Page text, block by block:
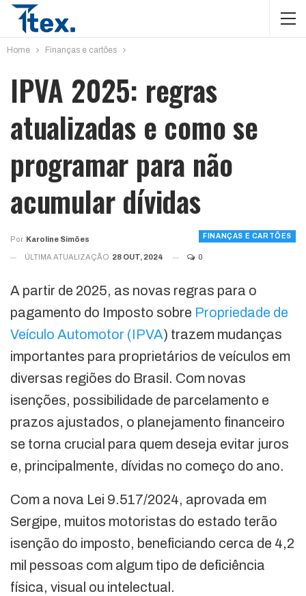
Home Finanças e cartões
IPVA 2025: regras
atualizadas e como se
programar para não
acumular dívidas
FINANÇAS E CARTÕES
Por Karoline Simões
ÚLTIMA ATUALIZAÇÃO 28 OUT, 2024 0
A partir de 2025, as novas regras para o
pagamento do Imposto sobre Propriedade de
Veículo Automotor (IPVA) trazem mudanças
importantes para proprietários de veículos em
diversas regiões do Brasil. Com novas
isenções, possibilidade de parcelamento e
prazos ajustados, o planejamento financeiro
se torna crucial para quem deseja evitar juros
e, principalmente, dívidas no começo do ano.
Com a nova Lei 9.517/2024, aprovada em
Sergipe, muitos motoristas do estado terão
isenção do imposto, beneficiando cerca de 4,2
mil pessoas com algum tipo de deficiência
física, visual ou intelectual.